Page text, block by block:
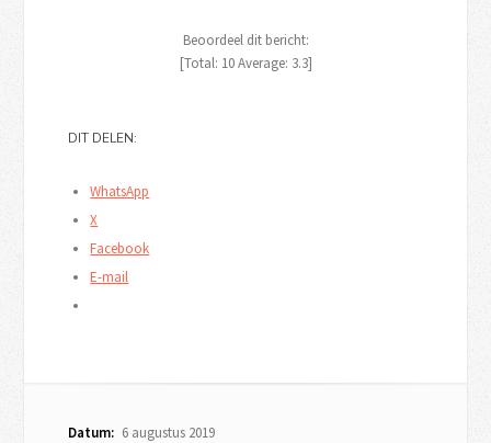
Beoordeel dit bericht:
[Total: 10Average: 3.3]
DIT DELEN:
WhatsApp
X
Facebook
E-mail
Datum: 6 augustus 2019